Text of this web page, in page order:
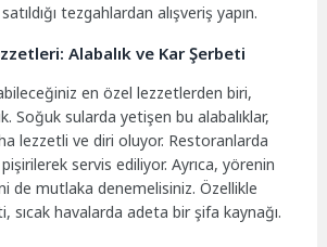
tezgahlardan alışveriş yapın.
Alabalık ve Kar Şerbeti
en özel lezzetlerden biri,
Soğuk sularda yetişen bu alabalıklar,
lezzetli ve diri oluyor. Restoranlarda
servis ediliyor. Ayrıca, yörenin
de mutlaka denemelisiniz. Özellikle
sıcak havalarda adeta bir şifa kaynağı.